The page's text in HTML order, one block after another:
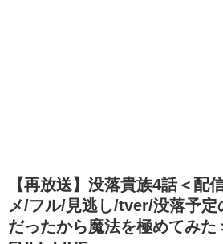
【再放送】没落貴族4話＜配
メ/フル/見逃し/tver/没落予定
だったから魔法を極めてみた